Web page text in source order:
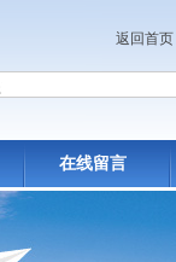
返回首页
在线留言